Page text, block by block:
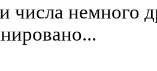
числа немного